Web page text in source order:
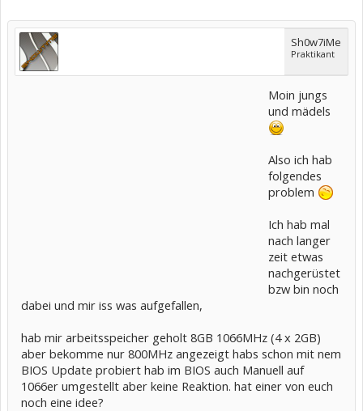
Sh0w7iMe
Praktikant
Moin jungs
und mädels
Also ich hab
folgendes
problem
Ich hab mal
nach langer
zeit etwas
nachgerüstet
bzw bin noch
dabei und mir iss was aufgefallen,
hab mir arbeitsspeicher geholt 8GB 1066MHz (4 x 2GB)
aber bekomme nur 800MHz angezeigt habs schon mit nem
BIOS Update probiert hab im BIOS auch Manuell auf
1066er umgestellt aber keine Reaktion. hat einer von euch
noch eine idee?